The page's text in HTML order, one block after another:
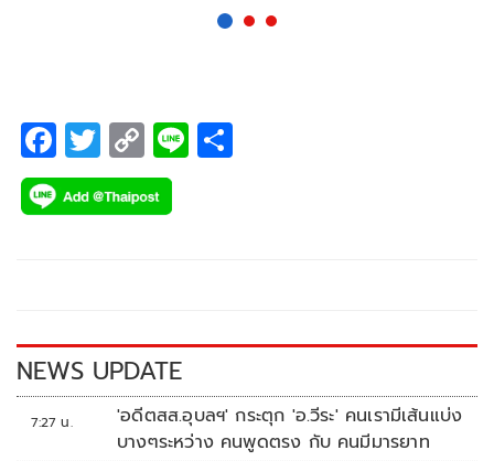
F
ac
e
k
T
wi
tt
C
o
p
k
Li
NEWS UPDATE
7:27 น.
'อดีตสส.อุบลฯ' กระตุก 'อ.วีระ' คนเรามีเส้นแบ่ง
บางๆระหว่าง คนพูดตรง กับ คนมีมารยาท